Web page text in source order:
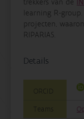
learning R-
projecten,
RIPARIAS.
Details
ORCID
Teams